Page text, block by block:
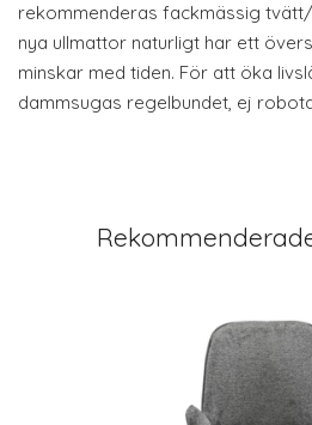
rekommenderas fackmässig
nya ullmattor naturligt har ett
minskar med tiden. För att öka
dammsugas regelbundet, ej